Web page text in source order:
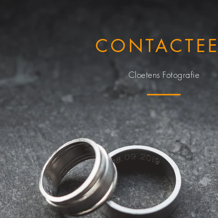
Cloetens Fotografie